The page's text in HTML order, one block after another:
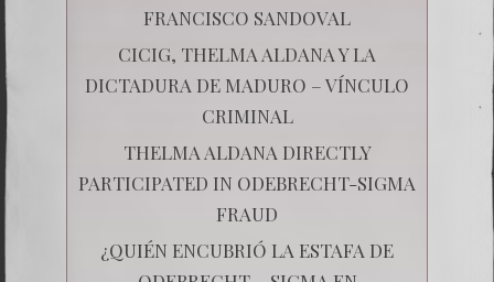
FRANCISCO SANDOVAL
CICIG, THELMA ALDANA Y LA
DICTADURA DE MADURO – VÍNCULO
CRIMINAL
THELMA ALDANA DIRECTLY
PARTICIPATED IN ODEBRECHT-SIGMA
FRAUD
¿QUIÉN ENCUBRIÓ LA ESTAFA DE